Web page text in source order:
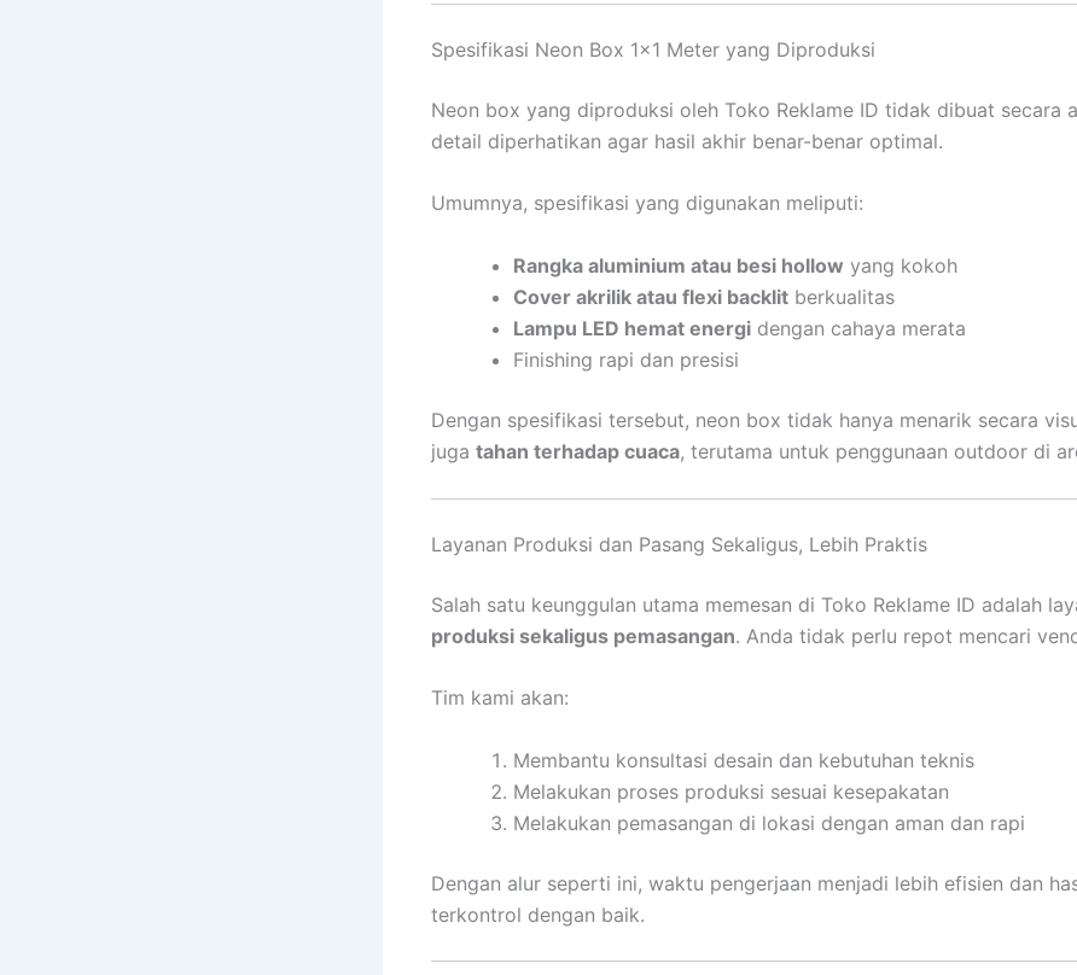
Spesifikasi Neon Box 1×1 Meter yang Diproduksi
Neon box yang diproduksi oleh Toko Reklame ID tidak dibuat secara
detail diperhatikan agar hasil akhir benar-benar optimal.
Umumnya, spesifikasi yang digunakan meliputi:
Rangka aluminium atau besi hollow yang kokoh
Cover akrilik atau flexi backlit berkualitas
Lampu LED hemat energi dengan cahaya merata
Finishing rapi dan presisi
Dengan spesifikasi tersebut, neon box tidak hanya menarik secara
juga tahan terhadap cuaca, terutama untuk penggunaan outdoor di
Layanan Produksi dan Pasang Sekaligus, Lebih Praktis
Salah satu keunggulan utama memesan di Toko Reklame ID adalah
produksi sekaligus pemasangan. Anda tidak perlu repot mencari
Tim kami akan:
Membantu konsultasi desain dan kebutuhan teknis
Melakukan proses produksi sesuai kesepakatan
Melakukan pemasangan di lokasi dengan aman dan rapi
Dengan alur seperti ini, waktu pengerjaan menjadi lebih efisien dan
terkontrol dengan baik.